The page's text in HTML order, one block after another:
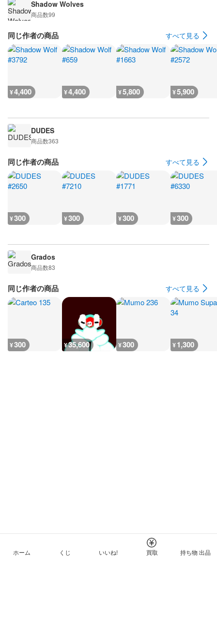
Shadow Wolves
商品数99
同じ作者の商品 すべて見る
¥4,400 ¥4,400 ¥5,800 ¥5,900
DUDES
商品数363
同じ作者の商品 すべて見る
¥300 ¥300 ¥300 ¥300
Grados
商品数83
同じ作者の商品 すべて見る
¥300 ¥35,600 ¥300 ¥1,300
ホーム くじ いいね! 買取 持ち物 出品